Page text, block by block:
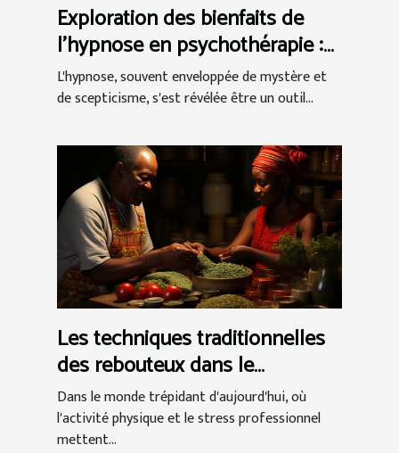
Exploration des bienfaits de
l'hypnose en psychothérapie :
Techniques et témoignages de
réussite
L'hypnose, souvent enveloppée de mystère et
de scepticisme, s'est révélée être un outil...
Les techniques traditionnelles
des rebouteux dans le
traitement des douleurs
musculaires et articulaires
Dans le monde trépidant d'aujourd'hui, où
l'activité physique et le stress professionnel
mettent...